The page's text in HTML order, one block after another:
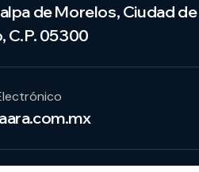
de Morelos, Ciudad de
C.P. 05300